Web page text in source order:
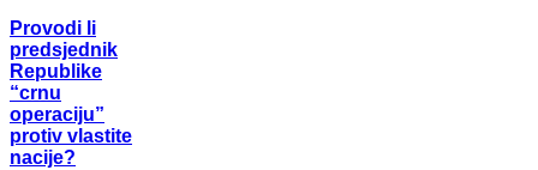
Provodi li
predsjednik
Republike
“crnu
operaciju”
protiv vlastite
nacije?